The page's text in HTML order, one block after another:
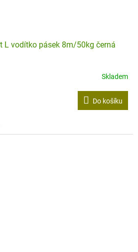
L vodítko pásek 8m/50kg černá
Skladem
Do košíku